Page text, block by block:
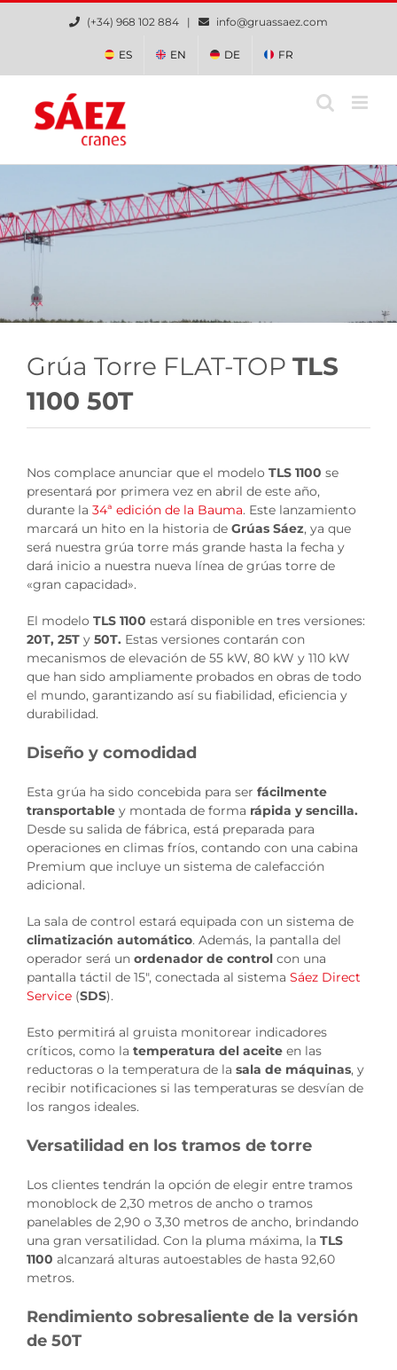
Saltar
(+34) 968 102 884 | info@gruassaez.com
ES EN DE FR
Grúa Torre FLAT-TOP TLS
1100 50T
Nos complace anunciar que el modelo TLS 1100 se
presentará por primera vez en abril de este año,
durante la 34ª edición de la Bauma. Este lanzamiento
marcará un hito en la historia de Grúas Sáez, ya que
será nuestra grúa torre más grande hasta la fecha y
dará inicio a nuestra nueva línea de grúas torre de
«gran capacidad».
El modelo TLS 1100 estará disponible en tres versiones:
20T, 25T y 50T. Estas versiones contarán con
mecanismos de elevación de 55 kW, 80 kW y 110 kW
que han sido ampliamente probados en obras de todo
el mundo, garantizando así su fiabilidad, eficiencia y
durabilidad.
Diseño y comodidad
Esta grúa ha sido concebida para ser fácilmente
transportable y montada de forma rápida y sencilla.
Desde su salida de fábrica, está preparada para
operaciones en climas fríos, contando con una cabina
Premium que incluye un sistema de calefacción
adicional.
La sala de control estará equipada con un sistema de
climatización automático. Además, la pantalla del
operador será un ordenador de control con una
pantalla táctil de 15″, conectada al sistema Sáez Direct
Service (SDS).
Esto permitirá al gruista monitorear indicadores
críticos, como la temperatura del aceite en las
reductoras o la temperatura de la sala de máquinas, y
recibir notificaciones si las temperaturas se desvían de
los rangos ideales.
Versatilidad en los tramos de torre
Los clientes tendrán la opción de elegir entre tramos
monoblock de 2,30 metros de ancho o tramos
panelables de 2,90 o 3,30 metros de ancho, brindando
una gran versatilidad. Con la pluma máxima, la TLS
1100 alcanzará alturas autoestables de hasta 92,60
metros.
Rendimiento sobresaliente de la versión
de 50T